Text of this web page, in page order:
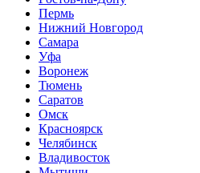
Пермь
Нижний Новгород
Самара
Уфа
Воронеж
Тюмень
Саратов
Омск
Красноярск
Челябинск
Владивосток